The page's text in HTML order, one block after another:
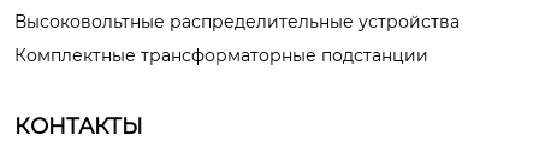
Высоковольтные распределительные устройства
Комплектные трансформаторные подстанции
КОНТАКТЫ